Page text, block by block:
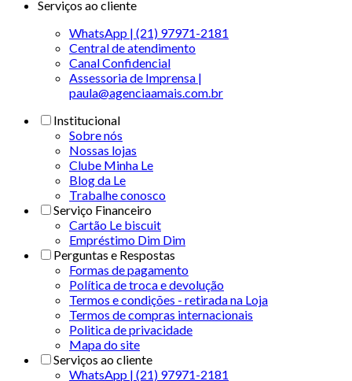
Serviços ao cliente
WhatsApp | (21) 97971-2181
Central de atendimento
Canal Confidencial
Assessoria de Imprensa |
paula@agenciaamais.com.br
Institucional
Sobre nós
Nossas lojas
Clube Minha Le
Blog da Le
Trabalhe conosco
Serviço Financeiro
Cartão Le biscuit
Empréstimo Dim Dim
Perguntas e Respostas
Formas de pagamento
Política de troca e devolução
Termos e condições - retirada na Loja
Termos de compras internacionais
Politica de privacidade
Mapa do site
Serviços ao cliente
WhatsApp | (21) 97971-2181